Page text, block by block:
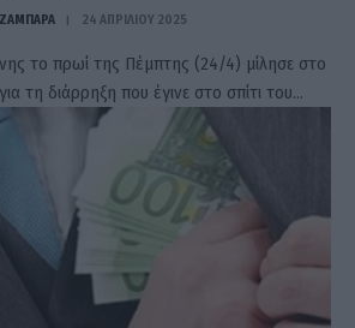
24 ΑΠΡΙΛΊΟΥ 2025
το πρωί της Πέμπτης (24/4) μίλησε στο
τη διάρρηξη που έγινε στο σπίτι του…